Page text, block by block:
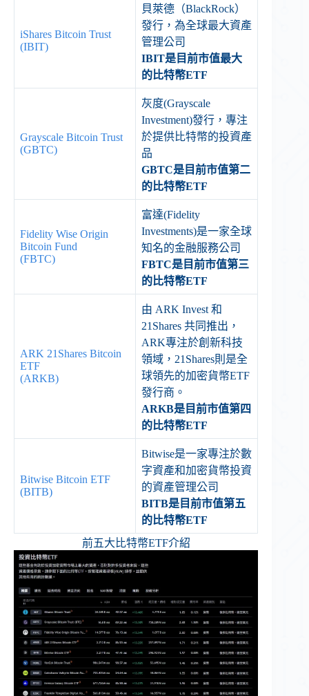
iShares Bitcoin Trust
(IBIT)
貝萊德（BlackRock）
發行，為全球最大資產
管理公司
IBIT是目前市值最大
的比特幣ETF
Grayscale Bitcoin Trust
(GBTC)
灰度(Grayscale
Investment)發行，專注
於提供比特幣的投資產
品
GBTC是目前市值第二
的比特幣ETF
Fidelity Wise Origin
Bitcoin Fund
(FBTC)
富達(Fidelity
Investments)是一家全球
知名的金融服務公司
FBTC是目前市值第三
的比特幣ETF
ARK 21Shares Bitcoin
ETF
(ARKB)
由 ARK Invest 和
21Shares 共同推出，
ARK專注於創新科技
領域，21Shares則是全
球領先的加密貨幣ETF
發行商。
ARKB是目前市值第四
的比特幣ETF
Bitwise Bitcoin ETF
(BITB)
Bitwise是一家專注於數
字資產和加密貨幣投資
的資產管理公司
BITB是目前市值第五
的比特幣ETF
前五大比特幣ETF介紹